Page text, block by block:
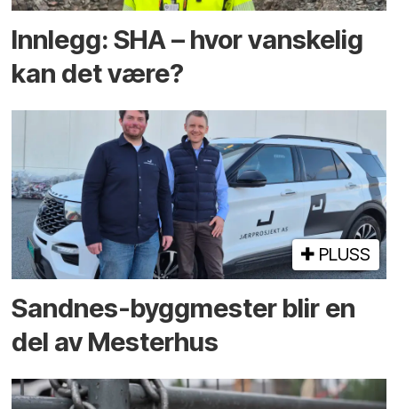
Innlegg: SHA – hvor vanskelig
kan det være?
PLUSS
Sandnes-byggmester blir en
del av Mesterhus